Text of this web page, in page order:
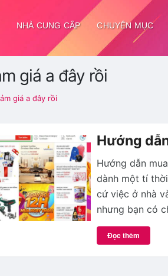
NHÀ CUNG CẤP CHUYÊN MỤC
giá a đây rồi
giá a đây rồi
Hướng
Hướng dẫn
dành một tí
cứ việc ở nhà
nhưng bạn có
Đọc thêm